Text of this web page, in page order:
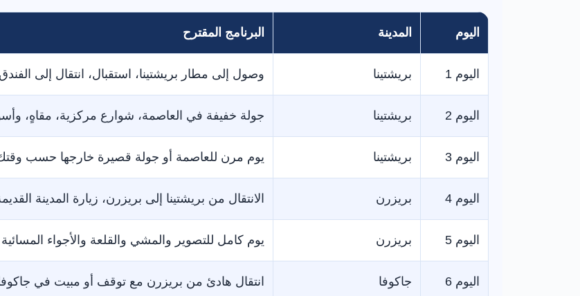
اليوم المدينة البرنامج المقترح
اليوم 1 بريشتينا وصول إلى مطار بريشتينا، استقبال، انتقال إلى
اليوم 2 بريشتينا جولة خفيفة في العاصمة، شوارع مركزية، مقاهٍ،
اليوم 3 بريشتينا يوم مرن للعاصمة أو جولة قصيرة خارجها حسب وقتك
اليوم 4 بريزرن الانتقال من بريشتينا إلى بريزرن، زيارة المدينة
اليوم 5 بريزرن يوم كامل للتصوير والمشي والقلعة والأجواء
اليوم 6 جاكوفا انتقال هادئ من بريزرن مع توقف أو مبيت في